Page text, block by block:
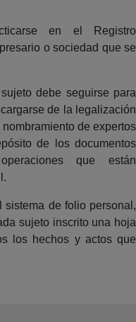
en el Registro
o sociedad que se
debe seguirse para
de la legalización
de expertos
de los documentos
que están
sistema de folio personal,
sujeto inscrito una hoja
los hechos y actos que